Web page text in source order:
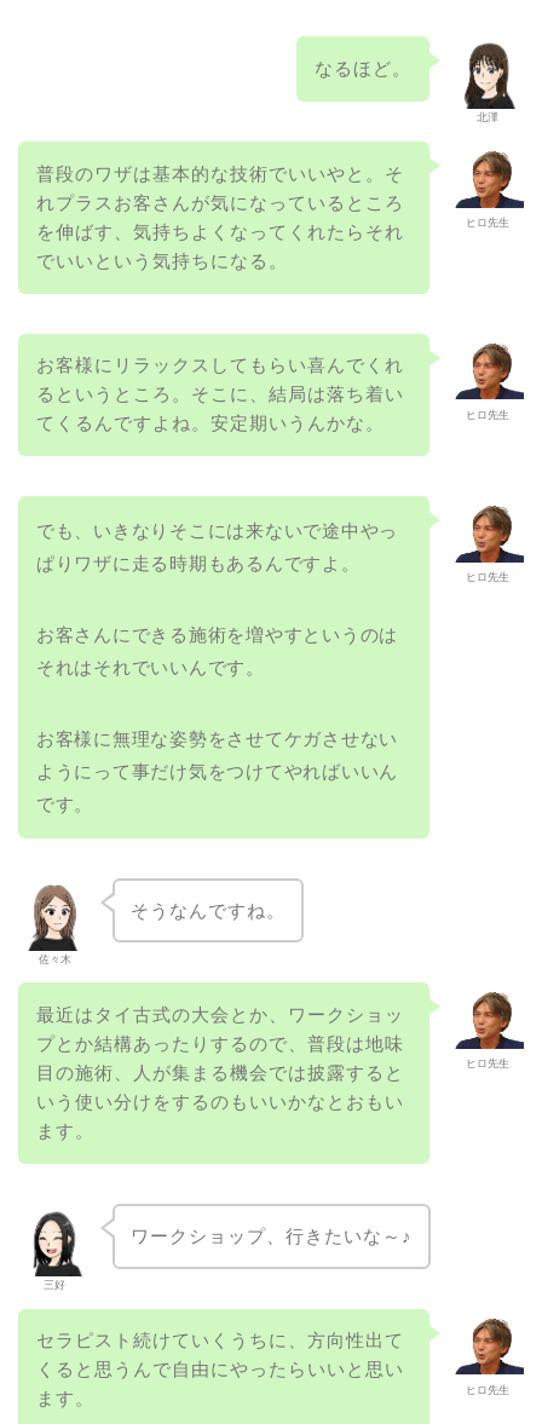
北澤
なるほど。
ヒロ先生
普段のワザは基本的な技術でいいやと。そ
れプラスお客さんが気になっているところ
を伸ばす、気持ちよくなってくれたらそれ
でいいという気持ちになる。
ヒロ先生
お客様にリラックスしてもらい喜んでくれ
るというところ。そこに、結局は落ち着い
てくるんですよね。安定期いうんかな。
ヒロ先生
でも、いきなりそこには来ないで途中やっ
ぱりワザに走る時期もあるんですよ。
お客さんにできる施術を増やすというのは
それはそれでいいんです。
お客様に無理な姿勢をさせてケガさせない
ようにって事だけ気をつけてやればいいん
です。
佐々木
そうなんですね。
ヒロ先生
最近はタイ古式の大会とか、ワークショッ
プとか結構あったりするので、普段は地味
目の施術、人が集まる機会では披露すると
いう使い分けをするのもいいかなとおもい
ます。
三好
ワークショップ、行きたいな～♪
ヒロ先生
セラピスト続けていくうちに、方向性出て
くると思うんで自由にやったらいいと思い
ます。